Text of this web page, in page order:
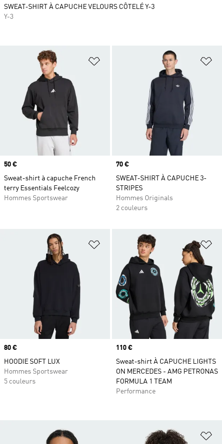
Ajouter à la Liste de produits
Prix
50 €
Sweat-shirt à capuche French
terry Essentials Feelcozy
Hommes Sportswear
Prix
70 €
SWEAT-SHIRT À CAPUCHE 3-
STRIPES
Hommes Originals
2 couleurs
Ajouter à la Liste de produits
Prix
80 €
HOODIE SOFT LUX
Hommes Sportswear
5 couleurs
Prix
110 €
Sweat-shirt À CAPUCHE LIGHTS
ON MERCEDES - AMG PETRONAS
FORMULA 1 TEAM
Performance
SWEAT-SHIRT À CAPUCHE VELOURS CÔTELÉ Y-3
Y-3